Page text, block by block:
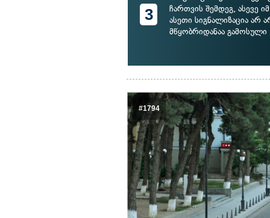
3
ჩართვის შემდეგ, ასევე
ასეთი სიგნალიზაცია არ
მწყობრიდანაა გამოსული
#1794